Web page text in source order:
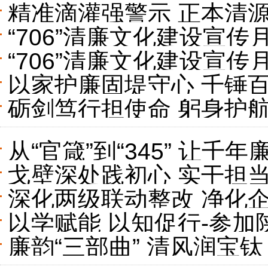
精准滴灌强警示 正本清
化纪律教育
“706”清廉文化建设宣传
书
“706”清廉文化建设宣传
——给即将高考的儿子的
以家护廉固堤守心 千锤
洁家书·云端诵读”征集拍
砺剑笃行担使命 躬身护
班子履职能力培训有感
从“官箴”到“345” 让千
戈壁深处践初心 实干担
段主任宋小涛
深化两级联动整改 净化
煤领域以案促改促治工作
以学赋能 以知促行-参加
专题培训学习体会
廉韵“三部曲” 清风润宝钛